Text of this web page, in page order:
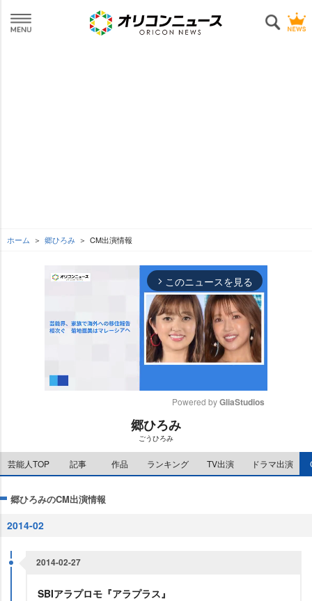
ホーム 郷ひろみ CM出演情報
arrow_forward_ios このニュースを見る
e
Powered by GliaStudios
郷ひろみ
ごうひろみ
芸能人TOP 記事 作品 ランキング TV出演 ドラマ出演
郷ひろみのCM出演情報
2014-02
2014-02-27
SBIアラプロモ『アラプラス』